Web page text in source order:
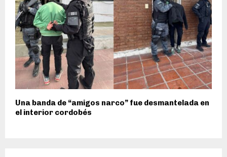
Una banda de “amigos narco” fue desmantelada en
el interior cordobés